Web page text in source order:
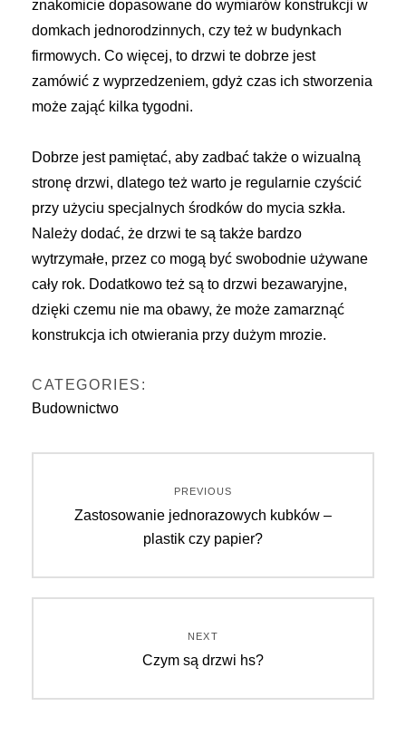
znakomicie dopasowane do wymiarów konstrukcji w
domkach jednorodzinnych, czy też w budynkach
firmowych. Co więcej, to drzwi te dobrze jest
zamówić z wyprzedzeniem, gdyż czas ich stworzenia
może zająć kilka tygodni.
Dobrze jest pamiętać, aby zadbać także o wizualną
stronę drzwi, dlatego też warto je regularnie czyścić
przy użyciu specjalnych środków do mycia szkła.
Należy dodać, że drzwi te są także bardzo
wytrzymałe, przez co mogą być swobodnie używane
cały rok. Dodatkowo też są to drzwi bezawaryjne,
dzięki czemu nie ma obawy, że może zamarznąć
konstrukcja ich otwierania przy dużym mrozie.
CATEGORIES:
Budownictwo
Nawigacja
PREVIOUS
Previous
Zastosowanie jednorazowych kubków –
plastik czy papier?
NEXT
Next
Czym są drzwi hs?